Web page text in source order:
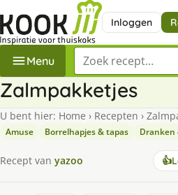
Inloggen
Menu Zoek een recept
Zalmpakketjes
U bent hier: Home › Recepten ›
Amuse Borrelhapjes & tapas Dranken
Recept van yazoo 👍